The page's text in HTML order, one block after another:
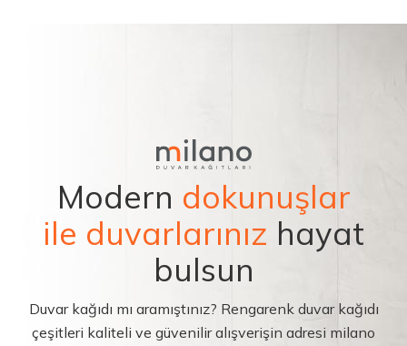
Modern dokunuşlar
ile duvarlarınız hayat
bulsun
Duvar kağıdı mı aramıştınız? Rengarenk duvar kağıdı
çeşitleri kaliteli ve güvenilir alışverişin adresi milano